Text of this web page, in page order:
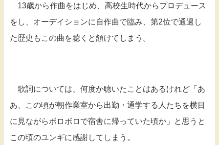
13歳から作曲をはじめ、高校生時代からプロデュース
をし、オーデイションに自作曲で臨み、第2位で通過し
た歴史もこの曲を聴くと頷けてしまう。
歌詞については、何度か聴いたことはあるけれど「あ
あ、この頃が朝作業室から出勤・通学する人たちを横目
に見ながらボロボロで宿舎に帰っていた頃か」と思うと
この頃のユンギに感謝してしまう。